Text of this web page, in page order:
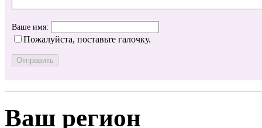
Ваше имя:
Пожалуйста, поставьте галочку.
Ваш регион